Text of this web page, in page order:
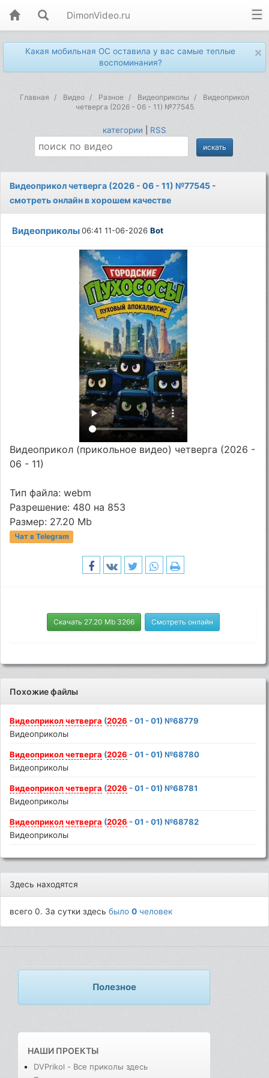
DimonVideo.ru
×
Какая мобильная ОС оставила у вас самые теплые
воспоминания?
Главная Видео Разное Видеоприколы
Видеоприкол
четверга (2026 - 06 - 11) №77545
категории RSS
Видеоприкол четверга (2026 - 06 - 11) №77545 -
смотреть онлайн в хорошем качестве
Видеоприколы06:41 11-06-2026Bot
Видеоприкол (прикольное видео) четверга (2026 -
06 - 11)
Тип файла: webm
Разрешение: 480 на 853
Размер: 27.20 Mb
Чат в Telegram
Скачать 27.20 Mb 3266 Смотреть онлайн
Похожие файлы
Видеоприкол четверга (2026 - 01 - 01) №68779
Видеоприколы
Видеоприкол четверга (2026 - 01 - 01) №68780
Видеоприколы
Видеоприкол четверга (2026 - 01 - 01) №68781
Видеоприколы
Видеоприкол четверга (2026 - 01 - 01) №68782
Видеоприколы
Здесь находятся
всего 0. За сутки здесьбыло0 человек
Полезное
НАШИ ПРОЕКТЫ
DVPrikol - Все приколы здесь